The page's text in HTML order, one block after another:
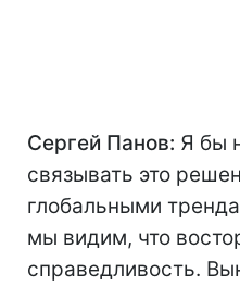
Сергей Панов: Я бы
связывать это
глобальными
мы видим, что
справедливость.